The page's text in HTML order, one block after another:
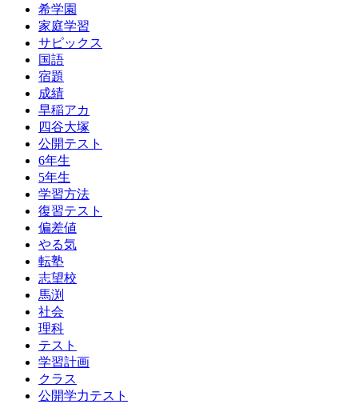
希学園
家庭学習
サピックス
国語
宿題
成績
早稲アカ
四谷大塚
公開テスト
6年生
5年生
学習方法
復習テスト
偏差値
やる気
転塾
志望校
馬渕
社会
理科
テスト
学習計画
クラス
公開学力テスト